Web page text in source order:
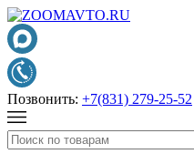
Позвонить: +7(831) 279-25-52